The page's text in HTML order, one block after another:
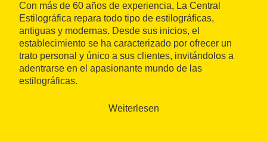
Con más de 60 años de experiencia, La Central
Estilográfica repara todo tipo de estilográficas,
antiguas y modernas. Desde sus inicios, el
establecimiento se ha caracterizado por ofrecer un
trato personal y único a sus clientes, invitándolos a
adentrarse en el apasionante mundo de las
estilográficas.
Weiterlesen